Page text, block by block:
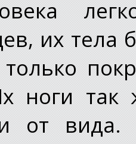
их тела
ноги так
от